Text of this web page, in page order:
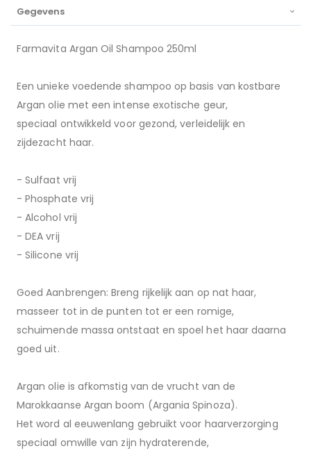
Gegevens
Farmavita Argan Oil Shampoo 250ml
Een unieke voedende shampoo op basis van kostbare
Argan olie met een intense exotische geur,
speciaal ontwikkeld voor gezond, verleidelijk en
zijdezacht haar.
- Sulfaat vrij
- Phosphate vrij
- Alcohol vrij
- DEA vrij
- Silicone vrij
Goed Aanbrengen: Breng rijkelijk aan op nat haar,
masseer tot in de punten tot er een romige,
schuimende massa ontstaat en spoel het haar daarna
goed uit.
Argan olie is afkomstig van de vrucht van de
Marokkaanse Argan boom (Argania Spinoza).
Het word al eeuwenlang gebruikt voor haarverzorging
speciaal omwille van zijn hydraterende,